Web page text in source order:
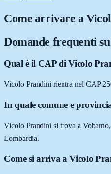
Come arrivare a
Domande frequenti su
Qual è il CAP di Vicolo
Vicolo Prandini rientra nel CAP
In quale comune e
Vicolo Prandini si trova a
Lombardia.
Come si arriva a Vicolo